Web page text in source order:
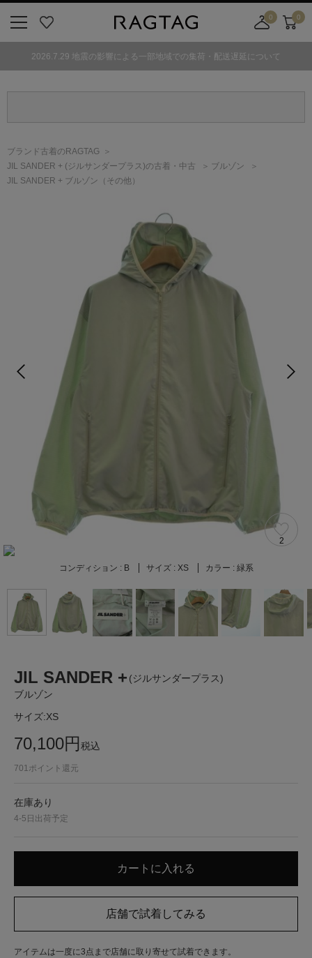
気
0
舗
カ
0
2026.7.29 地震の影響による一部地域での集荷・配送遅延について
ブランド古着のRAGTAG
JIL SANDER + (ジルサンダープラス)の古着・中古
ブルゾン
JIL SANDER + ブルゾン（その他）
2
コンディション : B サイズ : XS カラー : 緑系
JIL SANDER + (ジルサンダープラス)
ブルゾン
サイズ:XS
70,100円税込
701 ポイント還元
在庫あり
4-5日出荷予定
アイテムは一度に3点まで店舗に取り寄せて試着できます。